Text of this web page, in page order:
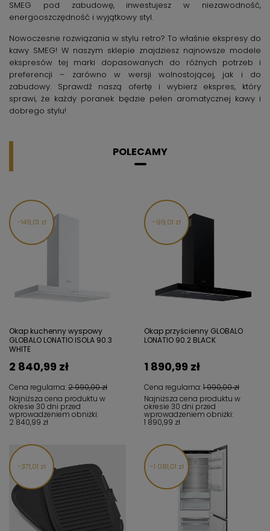
SMEG pod zabudowę, inwestujesz w niezawodność,
energooszczędność i wyjątkowy styl.
Nowoczesne rozwiązania w stylu retro? To właśnie ekspresy do
kawy SMEG! W naszym sklepie znajdziesz najnowsze modele
ekspresów tej marki dopasowanych do różnych potrzeb i
preferencji – zarówno w wersji wolnostojącej, jak i do
zabudowy. Sprawdź naszą ofertę i wybierz ekspres, który
sprawi, że każdy poranek będzie pełen aromatycznej kawy i
dobrego stylu!
POLECAMY
149,01 zł
Okap kuchenny wyspowy
GLOBALO LONATIO ISOLA 90.3
WHITE
Cena regularna:2 990,00 zł
2 840,99 zł
Najniższa cena produktu w
okresie 30 dni przed
wprowadzeniem obniżki:
2 840,99 zł
99,01 zł
Okap przyścienny GLOBALO
LONATIO 90.2 BLACK
Cena regularna:1 990,00 zł
1 890,99 zł
Najniższa cena produktu w
okresie 30 dni przed
wprowadzeniem obniżki:
1 890,99 zł
371,01 zł 1 081,01 zł